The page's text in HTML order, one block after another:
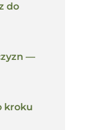
do
—
kroku